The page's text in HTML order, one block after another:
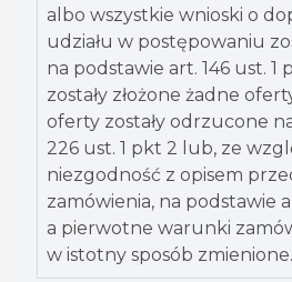
albo wszystkie wnioski o
udziału w postępowaniu
na podstawie art. 146 ust. 1
zostały złożone żadne
oferty zostały odrzucone
226 ust. 1 pkt 2 lub, ze
niezgodność z opisem
zamówienia, na podstawie
a pierwotne warunki
w istotny sposób zmienione.